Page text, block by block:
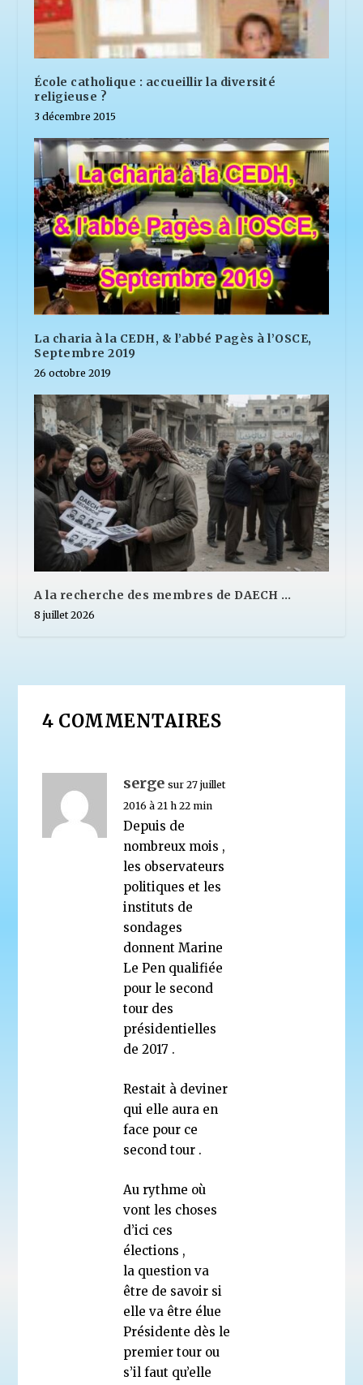
École catholique : accueillir la diversité
religieuse ?
3 décembre 2015
La charia à la CEDH, & l’abbé Pagès à l’OSCE,
Septembre 2019
26 octobre 2019
A la recherche des membres de DAECH …
8 juillet 2026
4 COMMENTAIRES
serge sur 27 juillet
2016 à 21 h 22 min
Depuis de
nombreux mois ,
les observateurs
politiques et les
instituts de
sondages
donnent Marine
Le Pen qualifiée
pour le second
tour des
présidentielles
de 2017 .
Restait à deviner
qui elle aura en
face pour ce
second tour .
Au rythme où
vont les choses
d’ici ces
élections ,
la question va
être de savoir si
elle va être élue
Présidente dès le
premier tour ou
s’il faut qu’elle